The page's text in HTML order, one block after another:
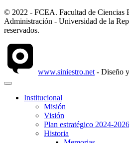
© 2022 - FCEA. Facultad de Ciencias
Administración - Universidad de la
reservados.
www.siniestro.net - Diseño
Institucional
Misión
Visión
Plan estratégico 2024-2026
Historia